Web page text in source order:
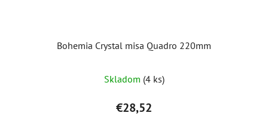
Bohemia Crystal misa Quadro 220mm
Skladom (4 ks)
€28,52